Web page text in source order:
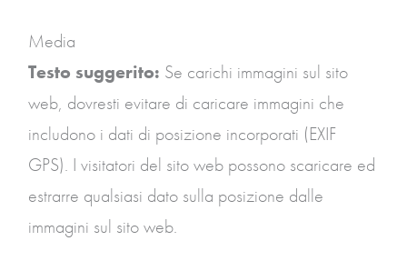
Media
Testo suggerito: Se carichi immagini sul sito
web, dovresti evitare di caricare immagini che
includono i dati di posizione incorporati (EXIF
GPS). I visitatori del sito web possono scaricare ed
estrarre qualsiasi dato sulla posizione dalle
immagini sul sito web.